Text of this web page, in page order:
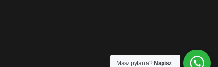
Masz pytania? Napisz